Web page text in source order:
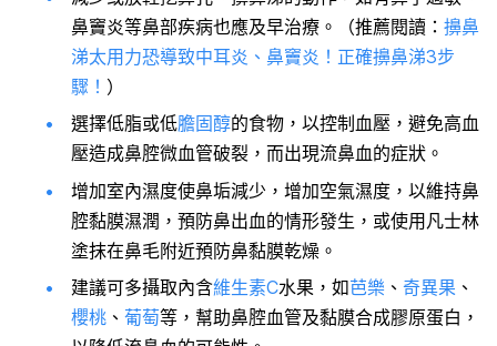
鼻竇炎等鼻部疾病也應及早治療。（推薦閱讀： 擤鼻
涕太用力恐導致中耳炎、鼻竇炎！正確擤鼻涕3步
驟！ ）
選擇低脂或低膽固醇的食物，以控制血壓，避免高血
壓造成鼻腔微血管破裂，而出現流鼻血的症狀。
增加室內濕度使鼻垢減少，增加空氣濕度，以維持鼻
腔黏膜濕潤，預防鼻出血的情形發生，或使用凡士林
塗抹在鼻毛附近預防鼻黏膜乾燥。
建議可多攝取內含維生素C水果，如芭樂 、 奇異果 、
櫻桃 、 葡萄等，幫助鼻腔血管及黏膜合成膠原蛋白，